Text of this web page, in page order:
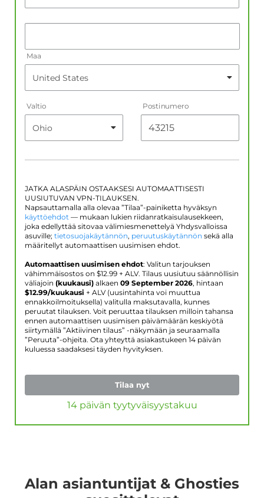
Maa
Valtio Postinumero
JATKA ALASPÄIN OSTAAKSESI AUTOMAATTISESTI
UUSIUTUVAN VPN-TILAUKSEN.
Napsauttamalla alla olevaa ”Tilaa”-painiketta hyväksyn
käyttöehdot — mukaan lukien riidanratkaisulausekkeen,
joka edellyttää sitovaa välimiesmenettelyä Yhdysvalloissa
asuville; tietosuojakäytännön, peruutuskäytännön sekä alla
määritellyt automaattisen uusimisen ehdot.
Automaattisen uusimisen ehdot: Valitun tarjouksen
vähimmäisostos on $12.99 + ALV. Tilaus uusiutuu säännöllisin
väliajoin (kuukausi) alkaen 09 September 2026, hintaan
$12.99/kuukausi + ALV (uusintahinta voi muuttua
ennakkoilmoituksella) valitulla maksutavalla, kunnes
peruutat tilauksen. Voit peruuttaa tilauksen milloin tahansa
ennen automaattisen uusimisen päivämäärän keskiyötä
siirtymällä ”Aktiivinen tilaus” -näkymään ja seuraamalla
”Peruuta”-ohjeita. Ota yhteyttä asiakastukeen 14 päivän
kuluessa saadaksesi täyden hyvityksen.
Tilaa nyt
14 päivän tyytyväisyystakuu
Alan asiantuntijat & Ghosties